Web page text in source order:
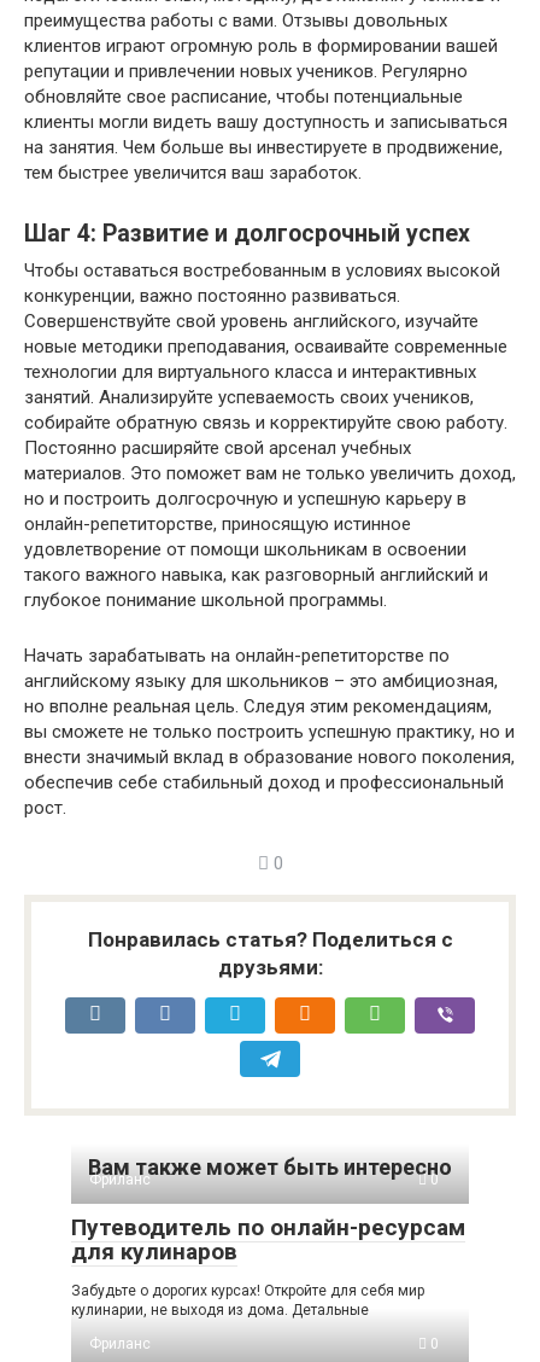
преимущества работы с вами. Отзывы довольных
клиентов играют огромную роль в формировании вашей
репутации и привлечении новых учеников. Регулярно
обновляйте свое расписание, чтобы потенциальные
клиенты могли видеть вашу доступность и записываться
на занятия. Чем больше вы инвестируете в продвижение,
тем быстрее увеличится ваш заработок.
Шаг 4: Развитие и долгосрочный успех
Чтобы оставаться востребованным в условиях высокой
конкуренции, важно постоянно развиваться.
Совершенствуйте свой уровень английского, изучайте
новые методики преподавания, осваивайте современные
технологии для виртуального класса и интерактивных
занятий. Анализируйте успеваемость своих учеников,
собирайте обратную связь и корректируйте свою работу.
Постоянно расширяйте свой арсенал учебных
материалов. Это поможет вам не только увеличить доход,
но и построить долгосрочную и успешную карьеру в
онлайн-репетиторстве, приносящую истинное
удовлетворение от помощи школьникам в освоении
такого важного навыка, как разговорный английский и
глубокое понимание школьной программы.
Начать зарабатывать на онлайн-репетиторстве по
английскому языку для школьников – это амбициозная,
но вполне реальная цель. Следуя этим рекомендациям,
вы сможете не только построить успешную практику, но и
внести значимый вклад в образование нового поколения,
обеспечив себе стабильный доход и профессиональный
рост.
0
Понравилась статья? Поделиться с
друзьями:
Вам также может быть интересно
Фриланс 0
Путеводитель по онлайн-ресурсам
для кулинаров
Забудьте о дорогих курсах! Откройте для себя мир
кулинарии, не выходя из дома. Детальные
Фриланс
0